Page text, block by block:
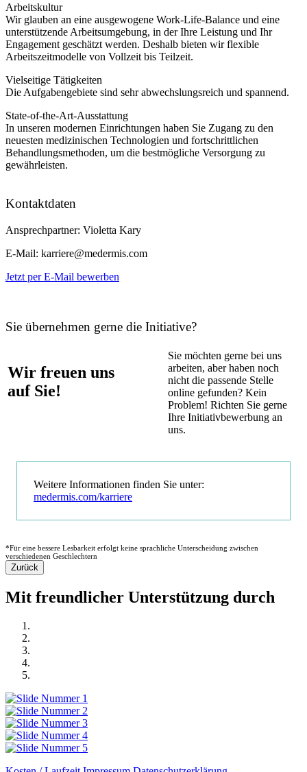
Arbeitskultur
Wir glauben an eine ausgewogene Work-Life-Balance und eine
unterstützende Arbeitsumgebung, in der Ihre Leistung und Ihr
Engagement geschätzt werden. Deshalb bieten wir flexible
Arbeitszeitmodelle von Vollzeit bis Teilzeit.
Vielseitige Tätigkeiten
Die Aufgabengebiete sind sehr abwechslungsreich und spannend.
State-of-the-Art-Ausstattung
In unseren modernen Einrichtungen haben Sie Zugang zu den
neuesten medizinischen Technologien und fortschrittlichen
Behandlungsmethoden, um die bestmögliche Versorgung zu
gewährleisten.
Kontaktdaten
Ansprechpartner: Violetta Kary
E-Mail: karriere@medermis.com
Jetzt per E-Mail bewerben
Sie übernehmen gerne die Initiative?
Wir freuen uns
auf Sie!
Sie möchten gerne bei uns
arbeiten, aber haben noch
nicht die passende Stelle
online gefunden? Kein
Problem! Richten Sie gerne
Ihre Initiativbewerbung an
uns.
Weitere Informationen finden Sie unter:
medermis.com/karriere
*Für eine bessere Lesbarkeit erfolgt keine sprachliche Unterscheidung zwischen
verschiedenen Geschlechtern
Mit freundlicher Unterstützung durch